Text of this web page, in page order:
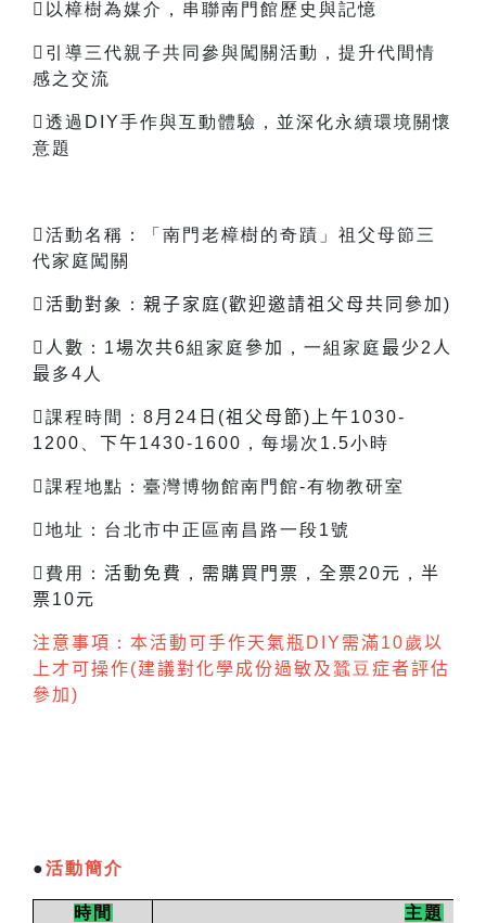
以樟樹為媒介，串聯南門館歷史與記憶
引導三代親子共同參與闖關活動，提升代間情
感之交流
透過DIY手作與互動體驗，並深化永續環境關懷
意題
活動名稱：「南門老樟樹的奇蹟」祖父母節三
代家庭闖關
 活動對象： 親子家庭(歡迎邀請祖父母共同參加)
人數 ：1場次共6組家庭參加 ，一組家庭 最少2 人
最 多4人
課程時間：8 月 24 日 (祖父母節) 上午1030-
1200
下午1430-1600，每場次1.5小時
課程地點：臺灣博物館南門館-有物教研室
地址：台北市中正區南昌路一段1號
費用： 活動免費 ， 需購買門票 ， 全票20元 ， 半
票10元
注意事項 ： 本活動可手作天氣瓶 DIY 需滿10歲以
上才可操作(建議對化學成份過敏及蠶豆症者評估
參加 )
●活動簡介
時間 主題